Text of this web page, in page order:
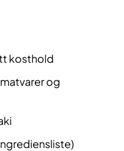
kosthold
og